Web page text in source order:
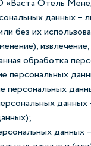
Отель
данных –
без их
обработка
персональных
персональных
данных